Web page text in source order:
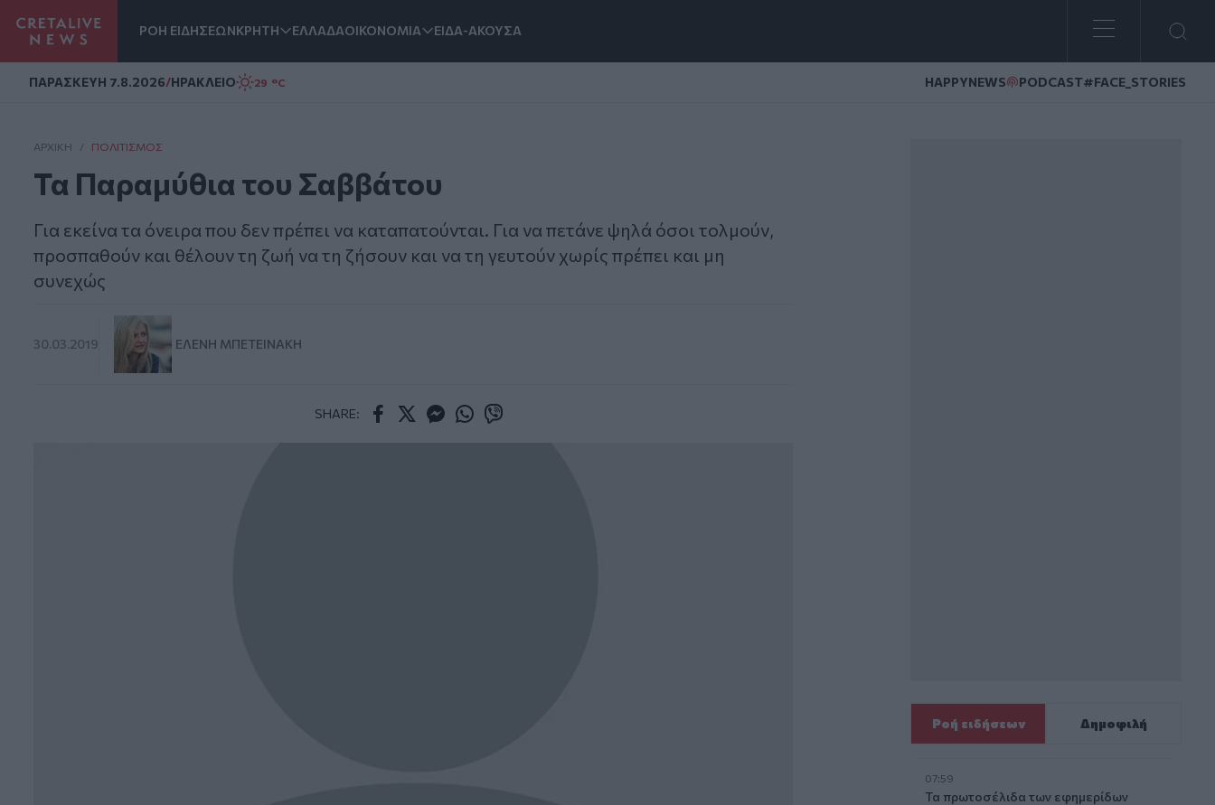
ΡΟΗ ΕΙΔΗΣΕΩΝΚΡΗΤΗ ΕΛΛΑΔΑΟΙΚΟΝΟΜΙΑ ΕΙΔΑ-ΑΚΟΥΣΑ
ΠΑΡΑΣΚΕΥΗ 7.8.2026/ΗΡΑΚΛΕΙΟ 29 °C HAPPYNEWS PODCAST#FACE_STORIES
ΑΡΧΙΚΗ / ΠΟΛΙΤΙΣΜΌΣ
Τα Παραμύθια του Σαββάτου
Για εκείνα τα όνειρα που δεν πρέπει να καταπατούνται. Για να πετάνε ψηλά όσοι τολμούν,
προσπαθούν και θέλουν τη ζωή να τη ζήσουν και να τη γευτούν χωρίς πρέπει και μη
συνεχώς
30.03.2019 ΕΛΈΝΗ ΜΠΕΤΕΙΝΆΚΗ
SHARE:
Ροή ειδήσεων Δημοφιλή
07:59
Τα πρωτοσέλιδα των εφημερίδων